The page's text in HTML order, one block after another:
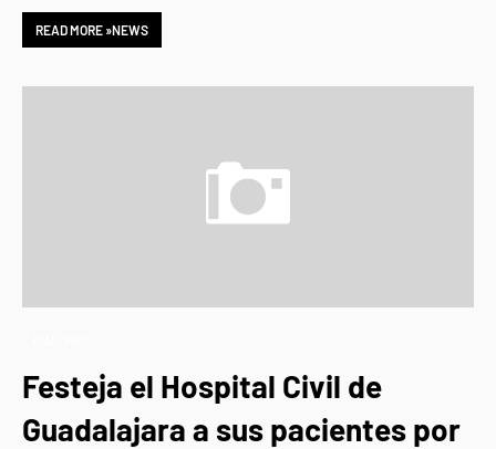
READ MORE »NEWS
Festeja el Hospital Civil de
Guadalajara a sus pacientes por